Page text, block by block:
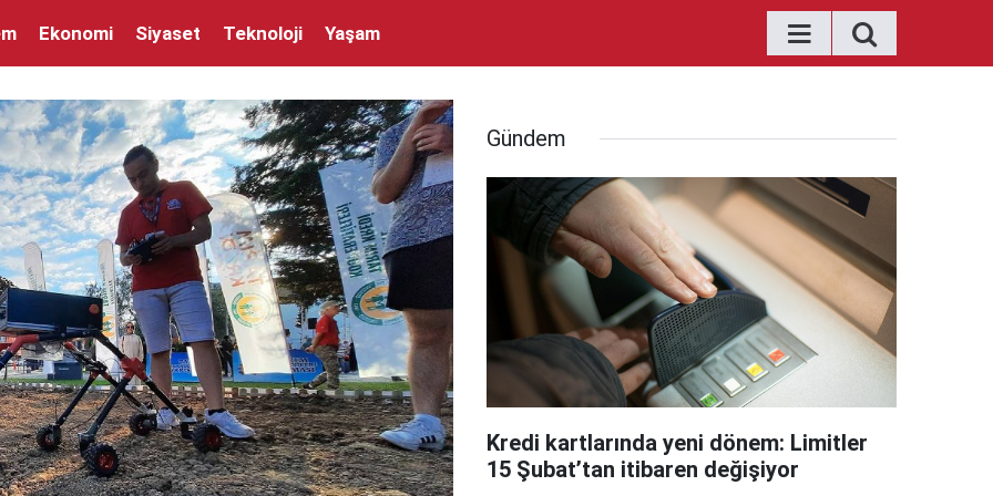
Ekonomi Siyaset Teknoloji Yaşam
Gündem
Kredi kartlarında yeni dönem: Limitler
15 Şubat’tan itibaren değişiyor